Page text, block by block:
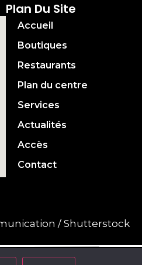
Plan Du Site
Accueil
Boutiques
Restaurants
Plan du centre
Services
Actualités
Accès
Contact
/ Shutterstock